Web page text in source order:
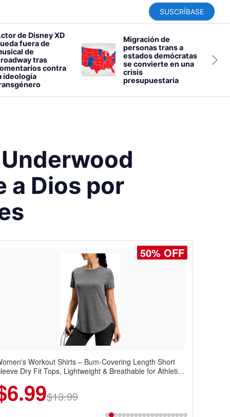
SUSCRÍBASE
de Disney XD
fuera de
de
tras
contra
ideología
Migración de
personas trans a
estados demócratas
se convierte en una
crisis
presupuestaria
a Dios por
50% OFF
Men's Casual Dress Sneakers – Lightweight
Oxford Style with Breathable Knit Upper, Rubber
$44.99